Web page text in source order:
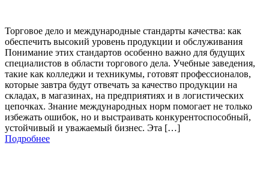
Торговое дело и международные стандарты качества: как
обеспечить высокий уровень продукции и обслуживания
Понимание этих стандартов особенно важно для будущих
специалистов в области торгового дела. Учебные заведения,
такие как колледжи и техникумы, готовят профессионалов,
которые завтра будут отвечать за качество продукции на
складах, в магазинах, на предприятиях и в логистических
цепочках. Знание международных норм помогает не только
избежать ошибок, но и выстраивать конкурентоспособный,
устойчивый и уважаемый бизнес. Эта […]
Подробнее